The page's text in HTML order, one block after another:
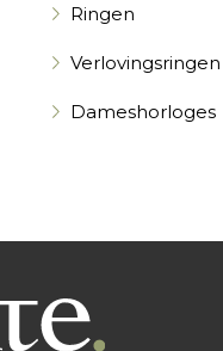
Ringen
Verlovingsringen
Dameshorloges